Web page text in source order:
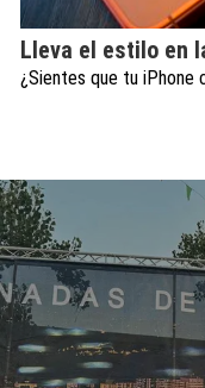
Lleva el estilo en
¿Sientes que tu iPhone